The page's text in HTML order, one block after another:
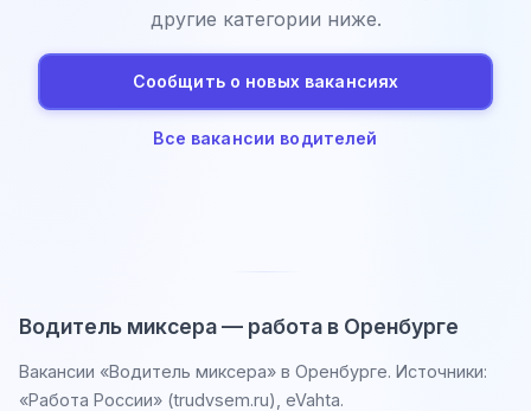
другие категории ниже.
Сообщить о новых вакансиях
Все вакансии водителей
Водитель миксера — работа в Оренбурге
Вакансии «Водитель миксера» в Оренбурге. Источники:
«Работа России» (trudvsem.ru), eVahta.